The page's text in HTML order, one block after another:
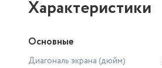
Характеристики
Основные
Диагональ экрана (дюйм)